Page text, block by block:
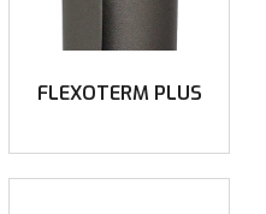
FLEXOTERM PLUS